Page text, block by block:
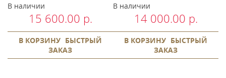
В наличии
15 600.00 р.
В КОРЗИНУ БЫСТРЫЙ
ЗАКАЗ
В наличии
14 000.00 р.
В КОРЗИНУ БЫСТРЫЙ
ЗАКАЗ